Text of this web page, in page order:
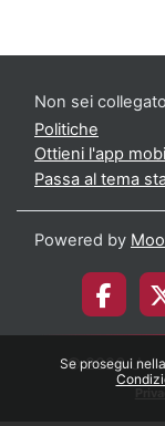
Se prosegui
Non sei
Politiche
Ottieni l'app
Passa al tema
Powered by
© 2026